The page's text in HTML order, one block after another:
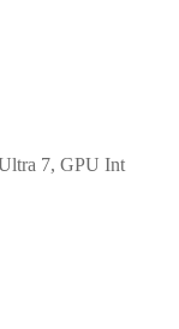
7, GPU Int